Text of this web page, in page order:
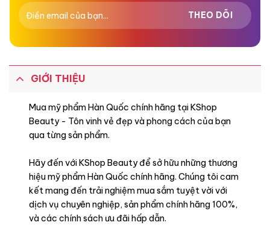
GIỚI THIỆU
Mua mỹ phẩm Hàn Quốc chính hãng tại KShop
Beauty - Tôn vinh vẻ đẹp và phong cách của bạn
qua từng sản phẩm.
Hãy đến với KShop Beauty để sở hữu những thương
hiệu mỹ phẩm Hàn Quốc chính hãng. Chúng tôi cam
kết mang đến trải nghiệm mua sắm tuyệt vời với
dịch vụ chuyên nghiệp, sản phẩm chính hãng 100%,
và các chính sách ưu đãi hấp dẫn.